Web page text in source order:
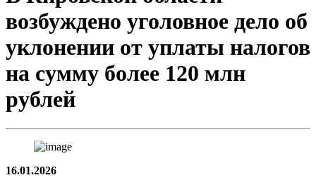
возбуждено уголовное дело об
уклонении от уплаты налогов
на сумму более 120 млн
рублей
16.01.2026